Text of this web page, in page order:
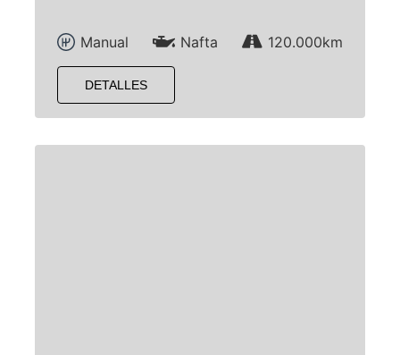
Manual Nafta 120.000km
DETALLES